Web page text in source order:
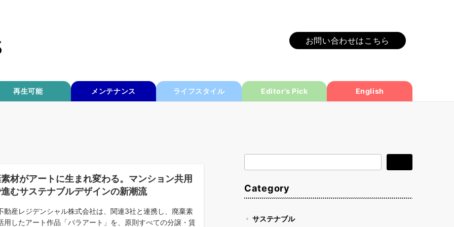
お問い合わせはこちら
再生可能 メンテナンス ライフスタイル Editor’s Pick English
材がアートに生まれ変わる。マンション共用
むサステナブルデザインの新潮流
動産レジデンシャル株式会社は、関連3社と連携し、廃棄素
用したアート作品「パラアート」を、原則すべての分譲・賃
索
Category
サステナブル